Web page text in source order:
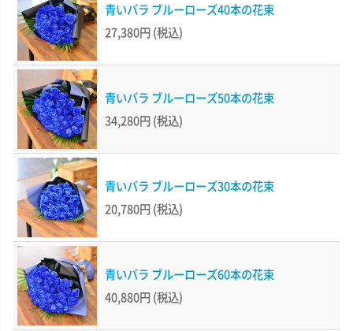
青いバラ ブルーローズ40本の花束
27,380円 (税込)
青いバラ ブルーローズ50本の花束
34,280円 (税込)
青いバラ ブルーローズ30本の花束
20,780円 (税込)
青いバラ ブルーローズ60本の花束
40,880円 (税込)